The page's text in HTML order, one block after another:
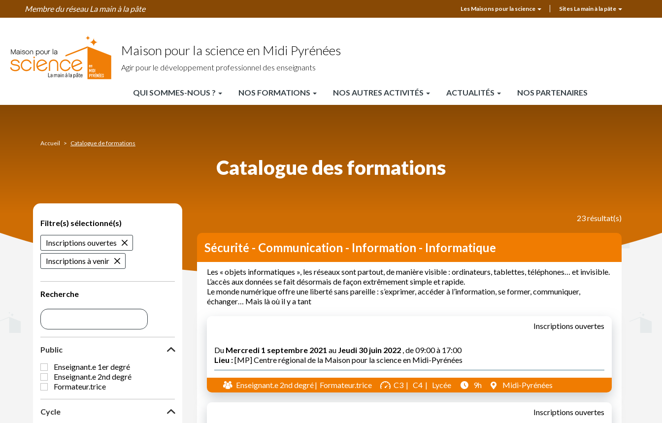
CatalogueMembre du réseau La main à la pâte
MPLS
Les Maisons pour la science Sites La main à la pâte
Maison pour la science en Midi Pyrénées
Agir pour le développement professionnel des enseignants
MPLS
Pyrénées
QUI SOMMES-NOUS ? NOS FORMATIONS NOS AUTRES ACTIVITÉS ACTUALITÉS NOS PARTENAIRES
Accueil Catalogue de formations
Catalogue des formations
Filtre(s) sélectionné(s)
Inscriptions ouvertes
Inscriptions à venir
Recherche
Public
Enseignant.e 1er degré
Enseignant.e 2nd degré
Formateur.trice
Cycle
23 résultat(s)
Sécurité - Communication - Information - Informatique
Les « objets informatiques », les réseaux sont partout, de manière visible : ordinateurs, tablettes, téléphones… et invisible.
L’accès aux données se fait désormais de façon extrêmement simple et rapide.
Le monde numérique offre une liberté sans pareille : s’exprimer, accéder à l’information, se former, communiquer,
échanger… Mais là où il y a tant
Inscriptions ouvertes
Du Mercredi 1 septembre 2021 au Jeudi 30 juin 2022 , de 09:00 à 17:00
Lieu :[MP] Centre régional de la Maison pour la science en Midi-Pyrénées
Enseignant.e 2nd degré Formateur.trice C3 C4 Lycée 9h Midi-Pyrénées
Inscriptions ouvertes